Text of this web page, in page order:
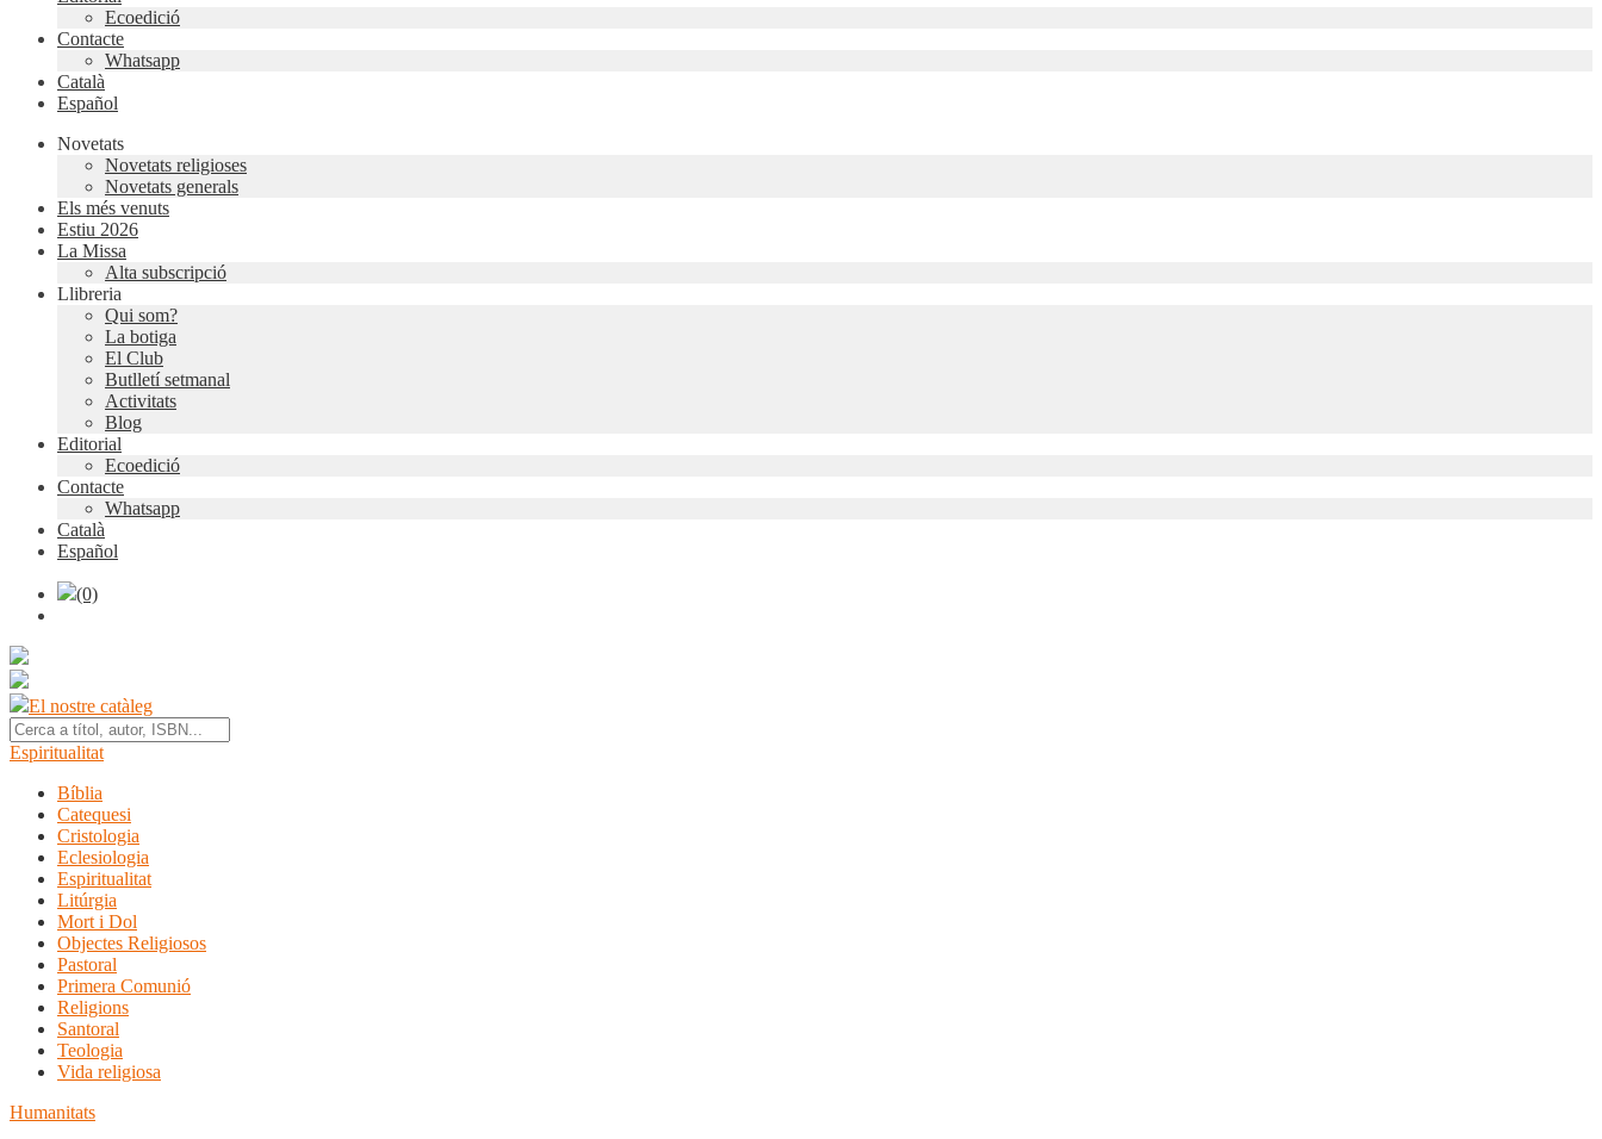
Ecoedició
Contacte
Whatsapp
Català
Español
Novetats
Novetats religioses
Novetats generals
Els més venuts
Estiu 2026
La Missa
Alta subscripció
Llibreria
Qui som?
La botiga
El Club
Butlletí setmanal
Activitats
Blog
Editorial
Ecoedició
Contacte
Whatsapp
Català
Español
(0)
El nostre catàleg
Espiritualitat
Bíblia
Catequesi
Cristologia
Eclesiologia
Espiritualitat
Litúrgia
Mort i Dol
Objectes Religiosos
Pastoral
Primera Comunió
Religions
Santoral
Teologia
Vida religiosa
Humanitats